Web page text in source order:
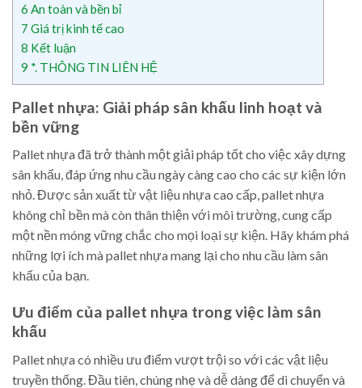
6 An toàn và bền bỉ
7 Giá trị kinh tế cao
8 Kết luận
9 *. THÔNG TIN LIÊN HỆ
Pallet nhựa: Giải pháp sân khấu linh hoạt và
bền vững
Pallet nhựa đã trở thành một giải pháp tốt cho việc xây dựng
sân khấu, đáp ứng nhu cầu ngày càng cao cho các sự kiện lớn
nhỏ. Được sản xuất từ vật liệu nhựa cao cấp, pallet nhựa
không chỉ bền mà còn thân thiện với môi trường, cung cấp
một nền móng vững chắc cho mọi loại sự kiện. Hãy khám phá
những lợi ích mà pallet nhựa mang lại cho nhu cầu làm sân
khấu của bạn.
Ưu điểm của pallet nhựa trong việc làm sân
khấu
Pallet nhựa có nhiều ưu điểm vượt trội so với các vật liệu
truyền thống. Đầu tiên, chúng nhẹ và dễ dàng để di chuyển và